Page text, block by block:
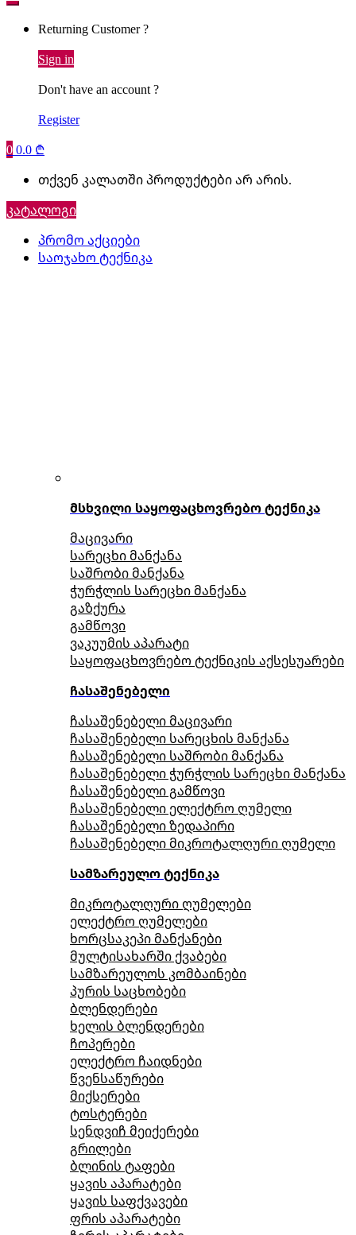
Returning Customer ?
Sign in
Don't have an account ?
Register
00.0 ₾
თქვენ კალათში პროდუქტები არ არის.
კატალოგი
პრომო აქციები
საოჯახო ტექნიკა
მსხვილი საყოფაცხოვრებო ტექნიკა
მაცივარი
სარეცხი მანქანა
საშრობი მანქანა
ჭურჭლის სარეცხი მანქანა
გაზქურა
გამწოვი
ვაკუუმის აპარატი
საყოფაცხოვრებო ტექნიკის აქსესუარები
ჩასაშენებელი
ჩასაშენებელი მაცივარი
ჩასაშენებელი სარეცხის მანქანა
ჩასაშენებელი საშრობი მანქანა
ჩასაშენებელი ჭურჭლის სარეცხი მანქანა
ჩასაშენებელი გამწოვი
ჩასაშენებელი ელექტრო ღუმელი
ჩასაშენებელი ზედაპირი
ჩასაშენებელი მიკროტალღური ღუმელი
სამზარეულო ტექნიკა
მიკროტალღური ღუმელები
ელექტრო ღუმელები
ხორცსაკეპი მანქანები
მულტისახარში ქვაბები
სამზარეულოს კომბაინები
პურის საცხობები
ბლენდერები
ხელის ბლენდერები
ჩოპერები
ელექტრო ჩაიდნები
წვენსაწურები
მიქსერები
ტოსტერები
სენდვიჩ მეიქერები
გრილები
ბლინის ტაფები
ყავის აპარატები
ყავის საფქვავები
ფრის აპარატები